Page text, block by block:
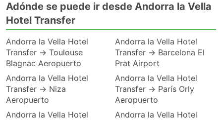
Adónde se puede ir desde Andorra la Vella
Hotel Transfer
Andorra la Vella Hotel
Transfer → Toulouse
Blagnac Aeropuerto
Andorra la Vella Hotel
Transfer → Niza
Aeropuerto
Andorra la Vella Hotel
Andorra la Vella Hotel
Transfer → Barcelona El
Prat Airport
Andorra la Vella Hotel
Transfer → París Orly
Aeropuerto
Andorra la Vella Hotel